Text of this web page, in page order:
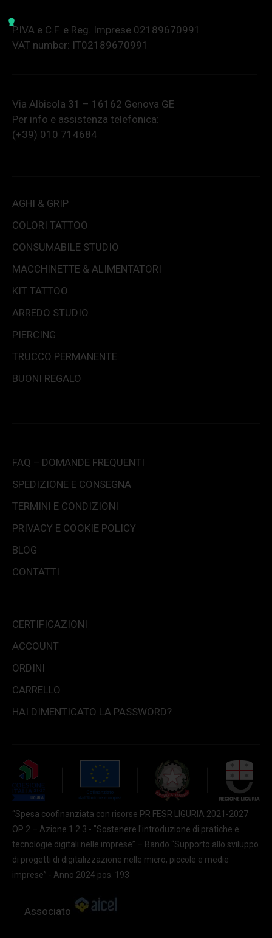
P.IVA e C.F. e Reg. Imprese 02189670991
VAT number: IT02189670991
Via Albisola 31 – 16162 Genova GE
Per info e assistenza telefonica:
(+39) 010 714684
AGHI & GRIP
COLORI TATTOO
CONSUMABILE STUDIO
MACCHINETTE & ALIMENTATORI
KIT TATTOO
ARREDO STUDIO
PIERCING
TRUCCO PERMANENTE
BUONI REGALO
FAQ – DOMANDE FREQUENTI
SPEDIZIONE E CONSEGNA
TERMINI E CONDIZIONI
PRIVACY E COOKIE POLICY
BLOG
CONTATTI
CERTIFICAZIONI
ACCOUNT
ORDINI
CARRELLO
HAI DIMENTICATO LA PASSWORD?
“Spesa coofinanziata con risorse PR FESR LIGURIA 2021-2027
OP 2 – Azione 1.2.3 - "Sostenere l'introduzione di pratiche e
tecnologie digitali nelle imprese” – Bando “Supporto allo sviluppo
di progetti di digitalizzazione nelle micro, piccole e medie
imprese” - Anno 2024 pos. 193
Associato